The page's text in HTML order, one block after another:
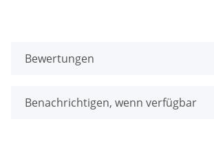
Bewertungen
Benachrichtigen, wenn verfügbar